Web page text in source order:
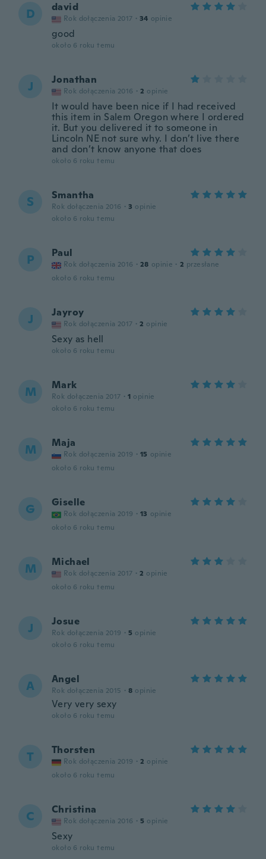
D david
Rok dołączenia 2017 · 34 opinie
good
około 6 roku temu
J Jonathan
Rok dołączenia 2016 · 2 opinie
It would have been nice if I had received
this item in Salem Oregon where I ordered
it. But you delivered it to someone in
Lincoln NE not sure why. I don’t live there
and don’t know anyone that does
około 6 roku temu
S Smantha
Rok dołączenia 2016 · 3 opinie
około 6 roku temu
P Paul
Rok dołączenia 2016 · 28 opinie · 2 przesłane
około 6 roku temu
J Jayroy
Rok dołączenia 2017 · 2 opinie
Sexy as hell
około 6 roku temu
M Mark
Rok dołączenia 2017 · 1 opinie
około 6 roku temu
M Maja
Rok dołączenia 2019 · 15 opinie
około 6 roku temu
G Giselle
Rok dołączenia 2019 · 13 opinie
około 6 roku temu
M Michael
Rok dołączenia 2017 · 2 opinie
około 6 roku temu
J Josue
Rok dołączenia 2019 · 5 opinie
około 6 roku temu
A Angel
Rok dołączenia 2015 · 8 opinie
Very very sexy
około 6 roku temu
T Thorsten
Rok dołączenia 2019 · 2 opinie
około 6 roku temu
C Christina
Rok dołączenia 2016 · 5 opinie
Sexy
około 6 roku temu